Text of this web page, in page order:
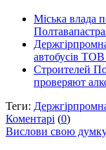
Міська влада
автобусів
Строителей
проверяют
Теги:
Коментарі (0)
Вислови свою